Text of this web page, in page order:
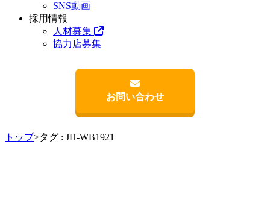
SNS動画
採用情報
人材募集
協力店募集
お問い合わせ
トップ>タグ : JH-WB1921